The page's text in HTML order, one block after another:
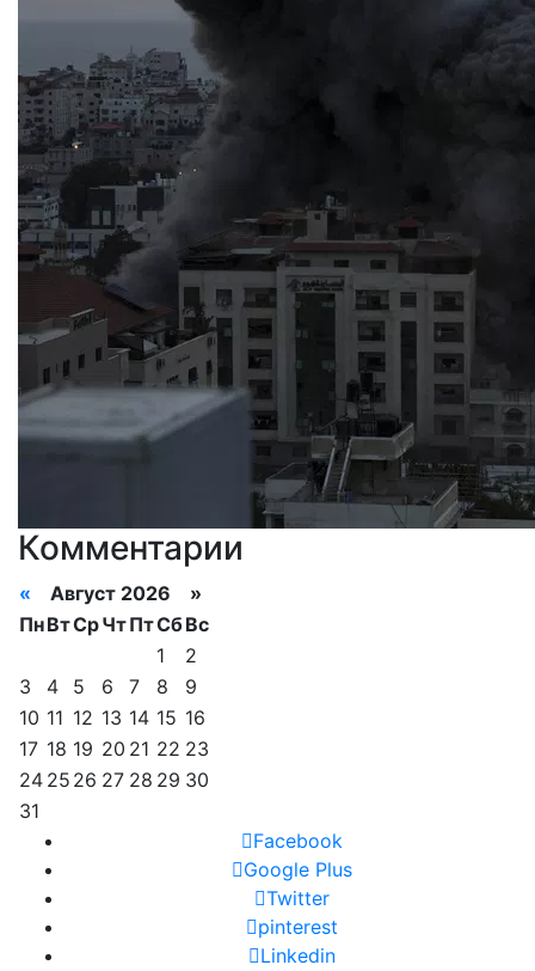
Комментарии
« Август 2026 »
ПнВтСрЧтПтСбВс
1
2
3
4 5 6 7 8
9
10 11 12 13 14 15 16
17 18 19 20 21 22 23
24 25 26 27 28 29 30
31
Facebook
Google Plus
Twitter
pinterest
Linkedin